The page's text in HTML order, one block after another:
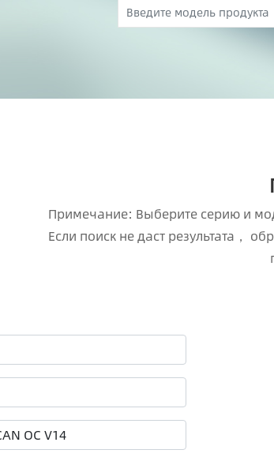
Примечание: Выберите серию и
Если поиск не даст результата，